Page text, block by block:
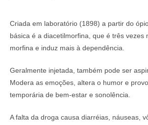
Criada em laboratório (1898) a partir do
básica é a diacetilmorfina, que é três vezes
morfina e induz mais à dependência.
Geralmente injetada, também pode ser
Modera as emoções, altera o humor e
temporária de bem-estar e sonolência.
A falta da droga causa diarréias, náuseas,